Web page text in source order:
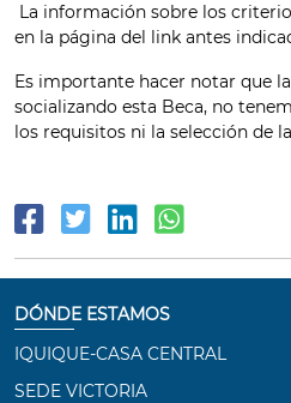
La información sobre los
en la página del link antes
Es importante hacer notar que
socializando esta Beca, no
los requisitos ni la selección de
DÓNDE ESTAMOS
IQUIQUE-CASA CENTRAL
SEDE VICTORIA